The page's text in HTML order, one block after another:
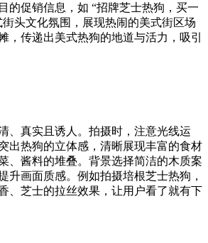
的促销信息，如 “招牌芝士热狗，买一
头文化氛围，展现热闹的美式街区场
，传递出美式热狗的地道与活力，吸引
、真实且诱人。拍摄时，注意光线运
出热狗的立体感，清晰展现丰富的食材
、酱料的堆叠。背景选择简洁的木质案
升画面质感。例如拍摄培根芝士热狗，
、芝士的拉丝效果，让用户看了就有下